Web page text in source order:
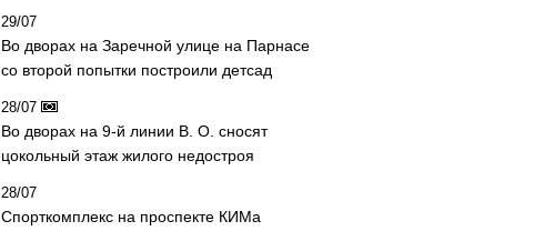
29/07
Во дворах на Заречной улице на Парнасе
со второй попытки построили детсад
28/07
Во дворах на 9-й линии В. О. сносят
цокольный этаж жилого недостроя
28/07
Спорткомплекс на проспекте КИМа